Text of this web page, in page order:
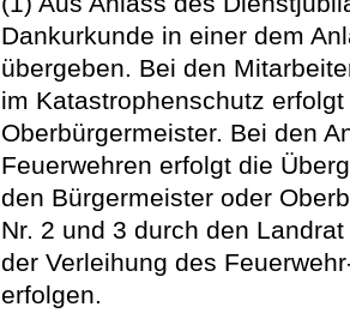
Dankurkunde in einer dem
übergeben. Bei den
im Katastrophenschutz
Oberbürgermeister. Bei den
Feuerwehren erfolgt die
den Bürgermeister oder
Nr. 2 und 3 durch den
der Verleihung des
erfolgen.